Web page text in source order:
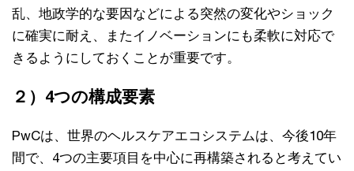
乱、地政学的な要因などによる突然の変化やショック
に確実に耐え、またイノベーションにも柔軟に対応で
きるようにしておくことが重要です。
２）4つの構成要素
PwCは、世界のヘルスケアエコシステムは、今後10年
間で、4つの主要項目を中心に再構築されると考えてい